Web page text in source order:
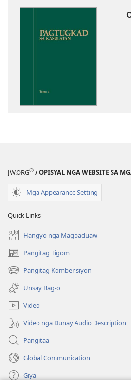
JW.ORG® / OPISYAL NGA WEBSITE SA
Mga Appearance Setting
Quick Links
Hangyo nga Magpaduaw
Pangitag Tigom
(mo-
open
ug
bag-
ong
window)
Pangitag Kombensiyon
(mo-
open
ug
bag-
ong
window)
Unsay Bag-o
Video
Video nga Dunay Audio Description
Pangitaa
Global Communication
Giya